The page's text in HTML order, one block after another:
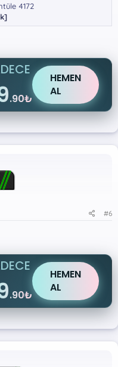
4172
.90₺
HEMEN
AL
#6
.90₺
HEMEN
AL